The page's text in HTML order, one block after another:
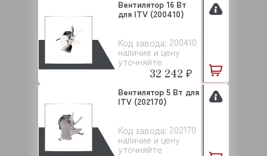
Код завода: 200410
наличие и цену
уточняйте
Вентилятор 16 Вт
для ITV (200410)
32 242 ₽
Код завода: 202170
наличие и цену
уточняйте
Вентилятор 5 Вт для
ITV (202170)